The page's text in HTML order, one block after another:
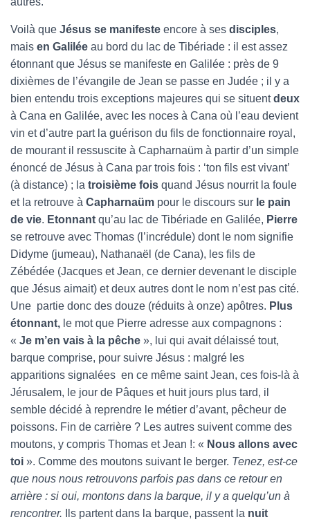
Voilà que Jésus se manifeste encore à ses disciples,
mais en Galilée au bord du lac de Tibériade : il est assez
étonnant que Jésus se manifeste en Galilée : près de 9
dixièmes de l’évangile de Jean se passe en Judée ; il y a
bien entendu trois exceptions majeures qui se situentdeux
à Cana en Galilée, avec les noces à Cana où l’eau devient
vin et d’autre part la guérison du fils de fonctionnaire royal,
de mourant il ressuscite à Capharnaüm à partir d’un simple
énoncé de Jésus à Cana par trois fois : ‘ton fils est vivant’
(à distance) ; la troisième fois quand Jésus nourrit la foule
et la retrouve à Capharnaüm pour le discours sur le pain
de vie. Etonnant qu’au lac de Tibériade en Galilée, Pierre
se retrouve avec Thomas (l’incrédule) dont le nom signifie
Didyme (jumeau), Nathanaël (de Cana), les fils de
Zébédée (Jacques et Jean, ce dernier devenant le disciple
que Jésus aimait) et deux autres dont le nom n’est pas cité.
Une partie donc des douze (réduits à onze) apôtres. Plus
étonnant, le mot que Pierre adresse aux compagnons :
« Je m’en vais à la pêche », lui qui avait délaissé tout,
barque comprise, pour suivre Jésus : malgré les
apparitions signalées en ce même saint Jean, ces fois-là à
Jérusalem, le jour de Pâques et huit jours plus tard, il
semble décidé à reprendre le métier d’avant, pêcheur de
poissons. Fin de carrière ? Les autres suivent comme des
moutons, y compris Thomas et Jean !: « Nous allons avec
toi ». Comme des moutons suivant le berger. Tenez, est-ce
que nous nous retrouvons parfois pas dans ce retour en
arrière : si oui, montons dans la barque, il y a quelqu’un à
rencontrer.
Ils partent dans la barque, passent la nuit